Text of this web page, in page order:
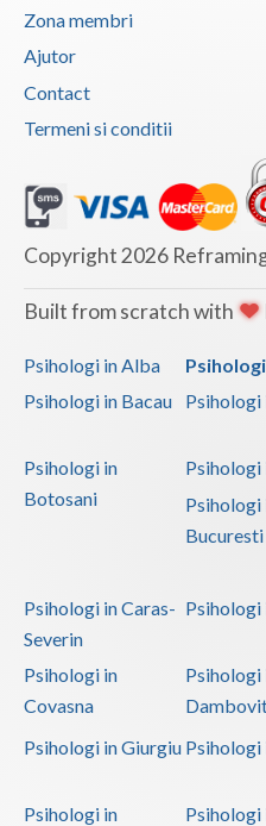
Zona membri
Ajutor
Contact
Termeni si conditii
Copyright 2026
Built from scratch with
Psihologi in Alba
Psihologi in Bacau
Psihologi
Psihologi in
Botosani
Psihologi
Psihologi
Bucuresti
Psihologi in Caras-
Severin
Psihologi
Psihologi in
Covasna
Psihologi
Psihologi in Giurgiu Psihologi
Psihologi in
Psihologi